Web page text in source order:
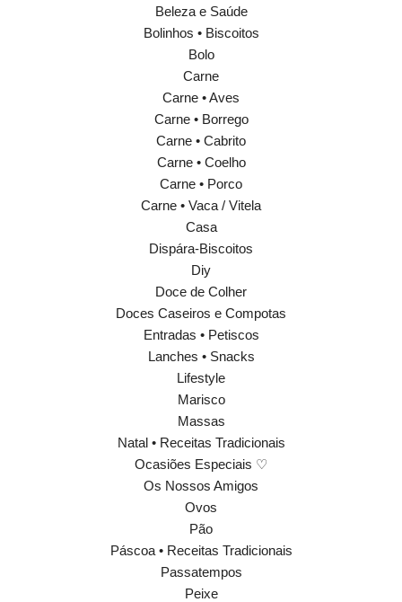
Beleza e Saúde
Bolinhos • Biscoitos
Bolo
Carne
Carne • Aves
Carne • Borrego
Carne • Cabrito
Carne • Coelho
Carne • Porco
Carne • Vaca / Vitela
Casa
Dispára-Biscoitos
Diy
Doce de Colher
Doces Caseiros e Compotas
Entradas • Petiscos
Lanches • Snacks
Lifestyle
Marisco
Massas
Natal • Receitas Tradicionais
Ocasiões Especiais ♡
Os Nossos Amigos
Ovos
Pão
Páscoa • Receitas Tradicionais
Passatempos
Peixe